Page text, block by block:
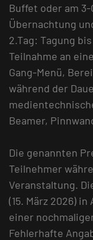
Buffet oder am
Übernachtung
2.Tag: Tagung
Teilnahme an
Gang-Menü,
während der
Beamer,
Die genannten
Teilnehmer
Veranstaltung.
(15. März 2026)
einer
Fehlerhafte